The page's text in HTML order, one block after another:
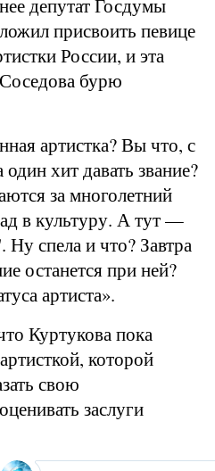
депутат Госдумы
присвоить певице
России, и эта
бурю
артистка? Вы что, с
хит давать звание?
за многолетний
в культуру. А тут —
спела и что? Завтра
останется при ней?
артиста».
Куртукова пока
которой
свою
заслуги